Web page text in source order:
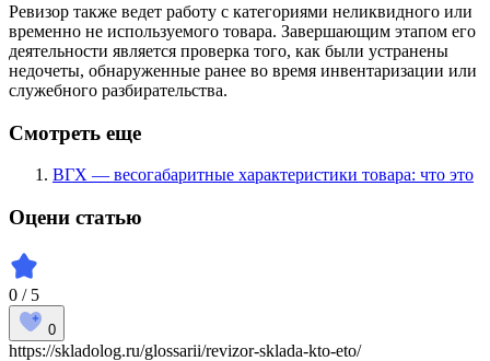
Ревизор также ведет работу с категориями неликвидного или
временно не используемого товара. Завершающим этапом его
деятельности является проверка того, как были устранены
недочеты, обнаруженные ранее во время инвентаризации или
служебного разбирательства.
Смотреть еще
ВГХ — весогабаритные характеристики товара: что это
Оцени статью
0 / 5
0
https://skladolog.ru/glossarii/revizor-sklada-kto-eto/